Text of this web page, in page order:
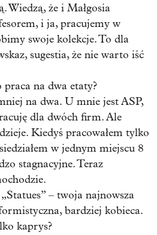
Wiedzą, że i Małgosia
i ja, pracujemy w
swoje kolekcje. To dla
sugestia, że nie warto iść
na dwa etaty?
na dwa. U mnie jest ASP,
dla dwóch firm. Ale
Kiedyś pracowałem tylko
w jednym miejscu 8
stagnacyjne. Teraz
– twoja najnowsza
bardziej kobieca.
kaprys?